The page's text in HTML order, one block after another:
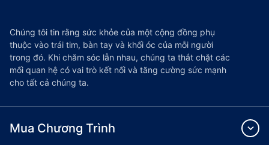
Chúng tôi tin rằng sức khỏe của một cộng đồng phụ
thuộc vào trái tim, bàn tay và khối óc của mỗi người
trong đó. Khi chăm sóc lẫn nhau, chúng ta thắt chặt các
mối quan hệ có vai trò kết nối và tăng cường sức mạnh
cho tất cả chúng ta.
Mua Chương Trình